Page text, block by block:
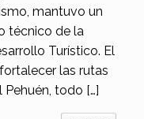
mantuvo un
técnico de la
Turístico. El
las rutas
todo […]